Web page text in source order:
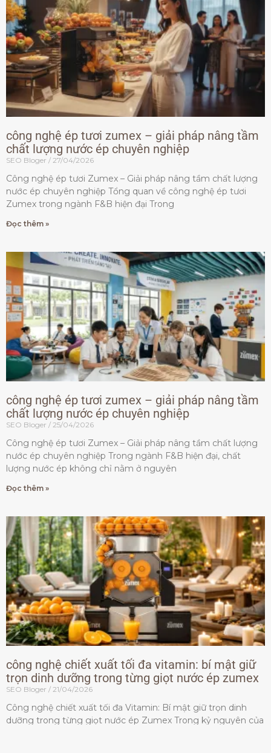
công nghệ ép tươi zumex – giải pháp nâng tầm
chất lượng nước ép chuyên nghiệp
SEO Bloger 27/04/2026
Công nghệ ép tươi Zumex – Giải pháp nâng tầm chất lượng
nước ép chuyên nghiệp Tổng quan về công nghệ ép tươi
Zumex trong ngành F&B hiện đại Trong
Đọc thêm »
công nghệ ép tươi zumex – giải pháp nâng tầm
chất lượng nước ép chuyên nghiệp
SEO Bloger 25/04/2026
Công nghệ ép tươi Zumex – Giải pháp nâng tầm chất lượng
nước ép chuyên nghiệp Trong ngành F&B hiện đại, chất
lượng nước ép không chỉ nằm ở nguyên
Đọc thêm »
công nghệ chiết xuất tối đa vitamin: bí mật giữ
trọn dinh dưỡng trong từng giọt nước ép zumex
SEO Bloger 21/04/2026
Công nghệ chiết xuất tối đa Vitamin: Bí mật giữ trọn dinh
dưỡng trong từng giọt nước ép Zumex Trong kỷ nguyên của